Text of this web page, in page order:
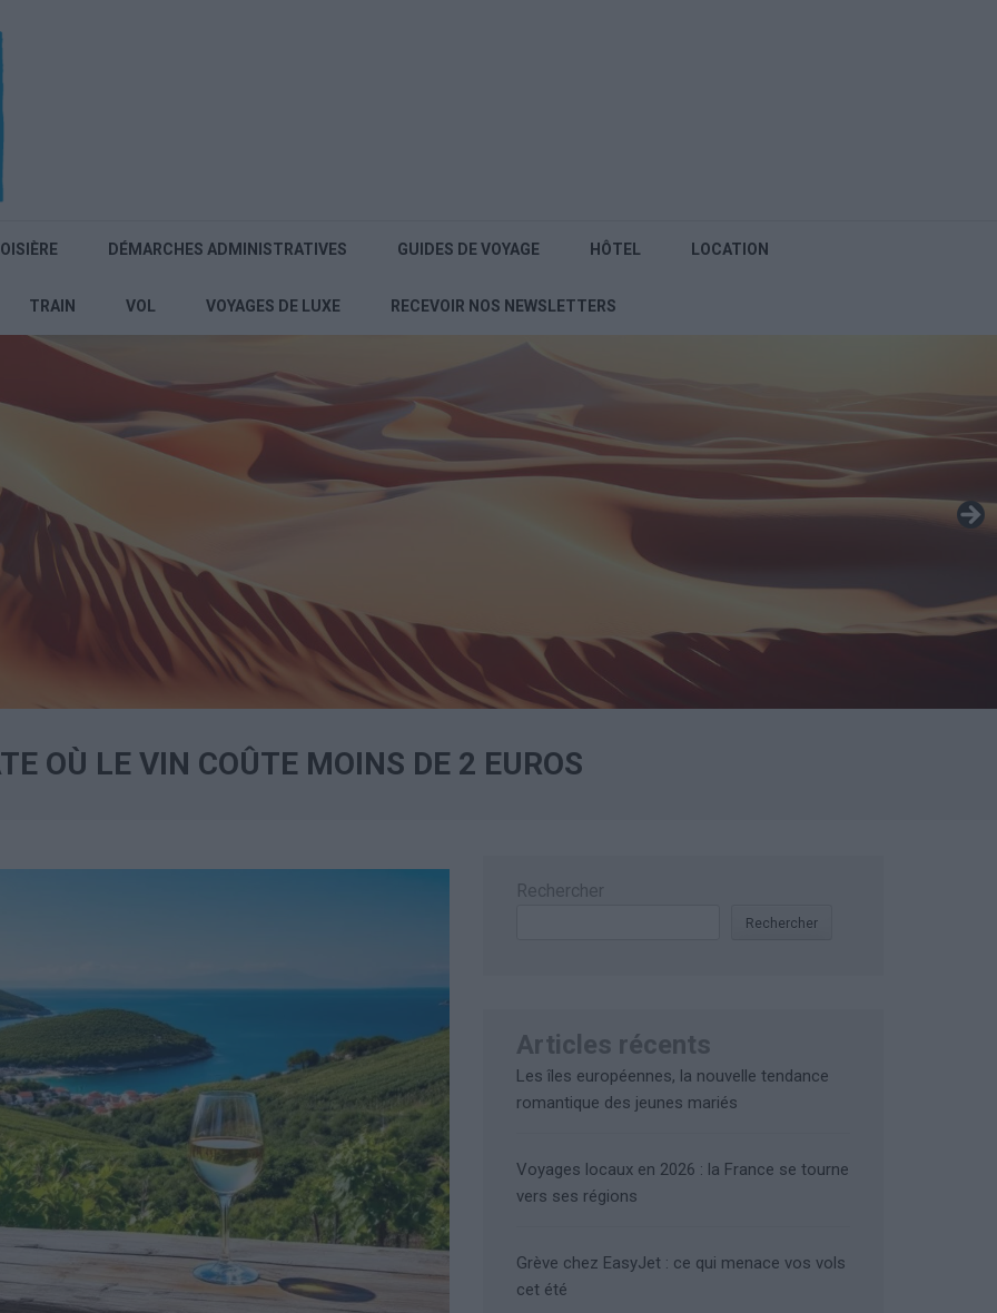
DÉMARCHES ADMINISTRATIVES GUIDES DE VOYAGE HÔTEL LOCATION
TRAIN VOL VOYAGES DE LUXE RECEVOIR NOS NEWSLETTERS
OÙ LE VIN COÛTE MOINS DE 2 EUROS
Rechercher
Rechercher
Articles récents
Les îles européennes, la nouvelle tendance
romantique des jeunes mariés
Voyages locaux en 2026 : la France se tourne
vers ses régions
Grève chez EasyJet : ce qui menace vos vols
cet été